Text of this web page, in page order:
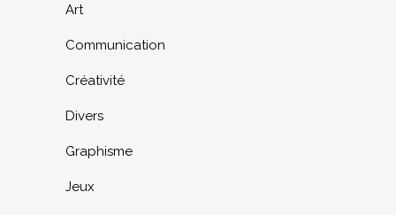
Art
Communication
Créativité
Divers
Graphisme
Jeux